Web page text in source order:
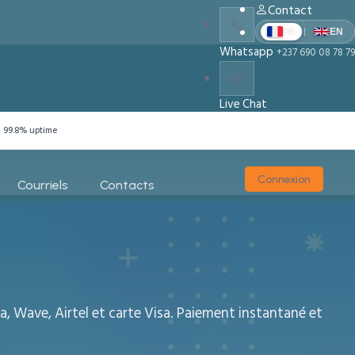
Contact
| EN
Whatsapp +237 690 08 78 79
Live Chat
99.8% uptime
Courriels Contacts Connexion
Wave, Airtel et carte Visa. Paiement instantané et